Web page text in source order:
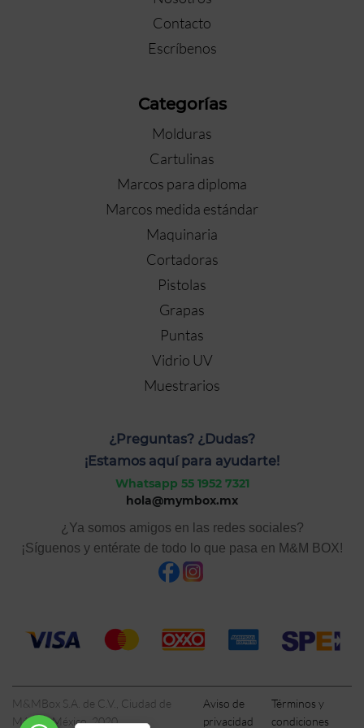
Contacto
Escríbenos
Categorías
Molduras
Cartulinas
Marcos para diploma
Marcos medida estándar
Maquinaria
Cortadoras
Pistolas
Grapas
Puntas
Vidrio UV
Muestrarios
¿Preguntas? ¿Dudas?
¡Estamos aquí para ayudarte!
Whatsapp 55 1952 7321
hola@mymbox.mx
¿Ya somos amigos en las redes sociales?
¡Síguenos y entérate de todo lo que pasa en M&M BOX!
M&MBox S.A. de C.V., Ciudad de
México, México, 2020
Aviso de
privacidad
Términos y
condiciones